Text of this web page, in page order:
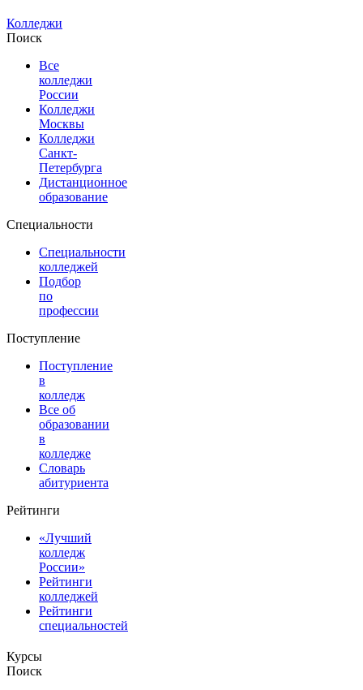
Колледжи
Поиск
Все
колледжи
России
Колледжи
Москвы
Колледжи
Санкт-
Петербурга
Дистанционное
образование
Специальности
Специальности
колледжей
Подбор
по
профессии
Поступление
Поступление
в
колледж
Все об
образовании
в
колледже
Словарь
абитуриента
Рейтинги
«Лучший
колледж
России»
Рейтинги
колледжей
Рейтинги
специальностей
Курсы
Поиск